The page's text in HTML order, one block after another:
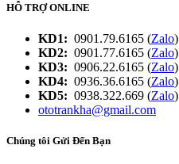
HỖ TRỢ ONLINE
KD1: 0901.79.6165 (Zalo)
KD2: 0901.77.6165 (Zalo)
KD3: 0906.22.6165 (Zalo)
KD4: 0936.36.6165 (Zalo)
KD5: 0938.322.669 (Zalo)
ototrankha@gmail.com
Chúng tôi Gửi Đến Bạn